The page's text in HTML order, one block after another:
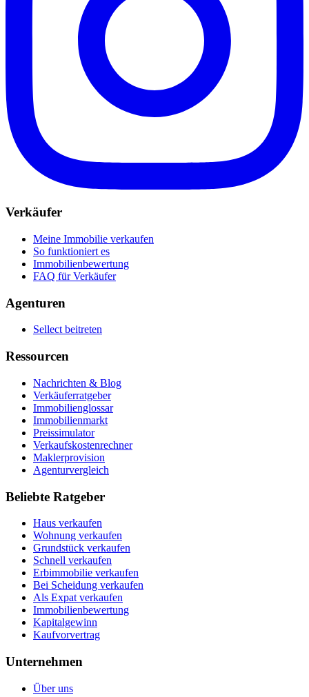
Verkäufer
Meine Immobilie verkaufen
So funktioniert es
Immobilienbewertung
FAQ für Verkäufer
Agenturen
Sellect beitreten
Ressourcen
Nachrichten & Blog
Verkäuferratgeber
Immobilienglossar
Immobilienmarkt
Preissimulator
Verkaufskostenrechner
Maklerprovision
Agenturvergleich
Beliebte Ratgeber
Haus verkaufen
Wohnung verkaufen
Grundstück verkaufen
Schnell verkaufen
Erbimmobilie verkaufen
Bei Scheidung verkaufen
Als Expat verkaufen
Immobilienbewertung
Kapitalgewinn
Kaufvorvertrag
Unternehmen
Über uns